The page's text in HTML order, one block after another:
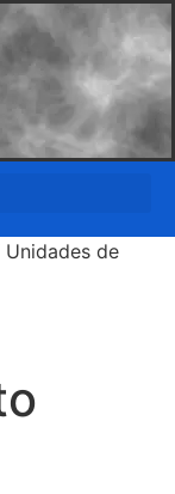
Unidades de